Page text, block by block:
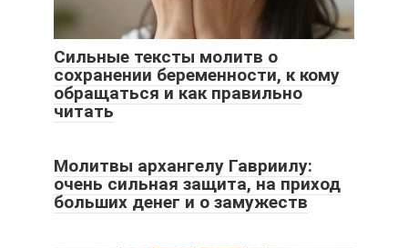
Сильные тексты молитв о
сохранении беременности, к кому
обращаться и как правильно
читать
Молитвы архангелу Гавриилу:
очень сильная защита, на приход
больших денег и о замужеств